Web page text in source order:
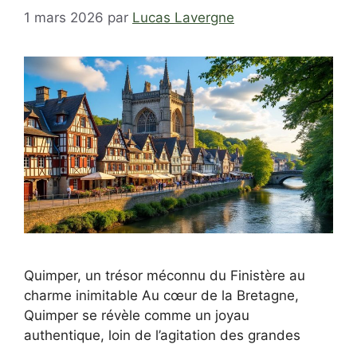
1 mars 2026 par Lucas Lavergne
Quimper, un trésor méconnu du Finistère au
charme inimitable Au cœur de la Bretagne,
Quimper se révèle comme un joyau
authentique, loin de l’agitation des grandes